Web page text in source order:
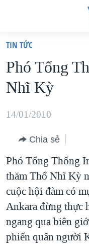
truy
cập
Tới
dung
chính
điều
hướng
chính
Đi
tới
"Tìm"
VIỆT NAM
HOA KỲ
BIỂN ĐÔNG
BLOG
DIỄN ĐÀN
MỤC
TỰ DO BÁO CHÍ
VẠCH TRẦN TIN GIẢ
NGƯỜI VIỆT HẢI
CHUYÊN ĐỀ
CHIẾN TRANH
TẠI
HỌC TIẾNG ANH
VIDEO
TIN TỨC
Phó Tổng
Nhĩ Kỳ
14/01/2010
Chia sẻ
Phó Tổng Thống
thăm Thổ Nhĩ Kỳ
cuộc hội đàm có
Ankara đừng thực
ngang qua biên
phiến quân người